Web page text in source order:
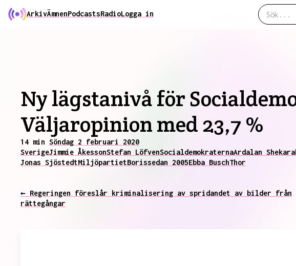
ArkivÄmnenPodcastsRadioLogga in
Ny lägstanivå för
Väljaropinion med 23,7 %
14 min Söndag 2 februari 2020
SverigeJimmie ÅkessonStefan LöfvenSocialdemokraternaArdalan
Jonas SjöstedtMiljöpartietBorissedan 2005Ebba BuschThor
← Regeringen föreslår kriminalisering av spridandet av bilder från
rättegångar